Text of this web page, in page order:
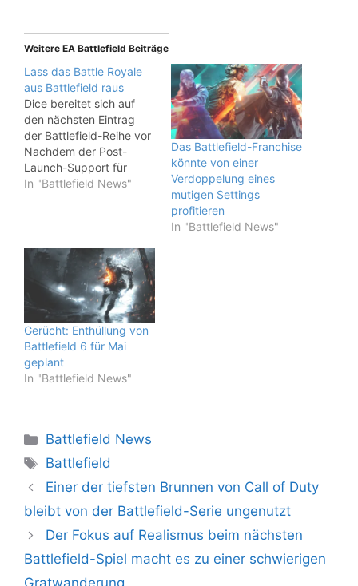
Weitere EA Battlefield Beiträge
Lass das Battle Royale
aus Battlefield raus
Dice bereitet sich auf
den nächsten Eintrag
der Battlefield-Reihe vor
Nachdem der Post-
Launch-Support für
Battlefield 2042
der beliebten Shooter-
Reihe von DICE. Die
Erwartungen sind hoch
und die Entwickler
haben sicherlich viel aus
den Erfahrungen mit
2042 gelernt. Die
Veröffentlichung von…
In "Battlefield News"
Das Battlefield-Franchise
könnte von einer
Verdoppelung eines
mutigen Settings
profitieren
In "Battlefield News"
Gerücht: Enthüllung von
Battlefield 6 für Mai
geplant
In "Battlefield News"
Kategorien
Battlefield News
Schlagwörter
Battlefield
Einer der tiefsten Brunnen von Call of Duty
bleibt von der Battlefield-Serie ungenutzt
Der Fokus auf Realismus beim nächsten
Battlefield-Spiel macht es zu einer schwierigen